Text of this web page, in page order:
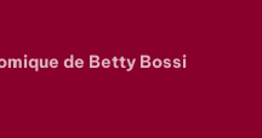
de Betty Bossi